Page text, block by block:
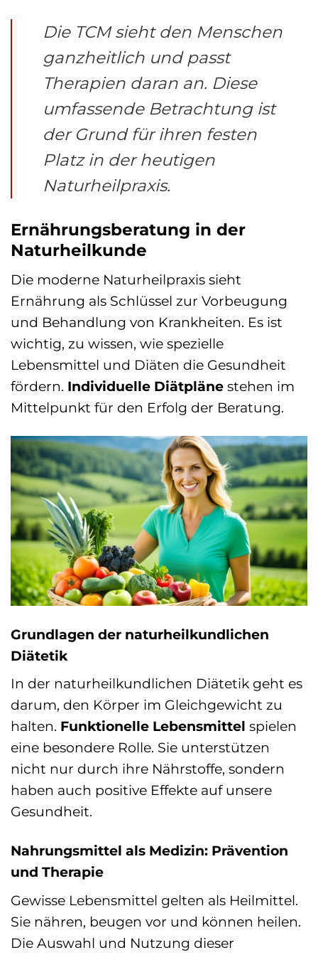
Die TCM sieht den Menschen
ganzheitlich und passt
Therapien daran an. Diese
umfassende Betrachtung ist
der Grund für ihren festen
Platz in der heutigen
Naturheilpraxis.
Ernährungsberatung in der
Naturheilkunde
Die moderne Naturheilpraxis sieht
Ernährung als Schlüssel zur Vorbeugung
und Behandlung von Krankheiten. Es ist
wichtig, zu wissen, wie spezielle
Lebensmittel und Diäten die Gesundheit
fördern. Individuelle Diätpläne stehen im
Mittelpunkt für den Erfolg der Beratung.
Grundlagen der naturheilkundlichen
Diätetik
In der naturheilkundlichen Diätetik geht es
darum, den Körper im Gleichgewicht zu
halten. Funktionelle Lebensmittel spielen
eine besondere Rolle. Sie unterstützen
nicht nur durch ihre Nährstoffe, sondern
haben auch positive Effekte auf unsere
Gesundheit.
Nahrungsmittel als Medizin: Prävention
und Therapie
Gewisse Lebensmittel gelten als Heilmittel.
Sie nähren, beugen vor und können heilen.
Die Auswahl und Nutzung dieser